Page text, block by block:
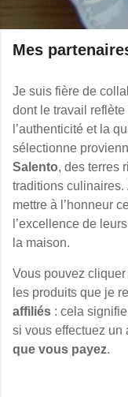
PLUS…
Mes
Je suis fière de
dont le travail
l’authenticité et la
sélectionne
Salento, des terres
traditions culinaires.
mettre à l’honneur
l’excellence de
la maison.
Vous pouvez
les produits que je
affiliés : cela
si vous effectuez un
que vous payez.